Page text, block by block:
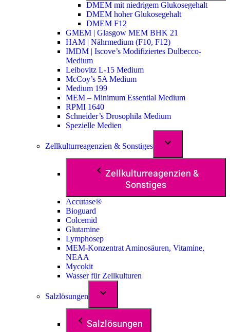
DMEM mit niedrigem Glukosegehalt
DMEM hoher Glukosegehalt
DMEM F12
GMEM | Glasgow MEM BHK 21
HAM | Nährmedium (F10, F12)
IMDM | Iscove’s Modifiziertes Dulbecco-
Medium
Leibovitz L-15 Medium
McCoy’s 5A Medium
Medium 199
MEM – Minimum Essential Medium
RPMI 1640
Schneider’s Drosophila Medium
Spezielle Medien
Zellkulturreagenzien & Sonstiges
Zellkulturreagenzien &
Sonstiges
Accutase®
Bioguard
Colcemid
Glutamine
Lymphosep
MEM-Konzentrat Aminosäuren, Vitamine,
NEAA
Mycokit
Wasser für Zellkulturen
Salzlösungen
Salzlösungen